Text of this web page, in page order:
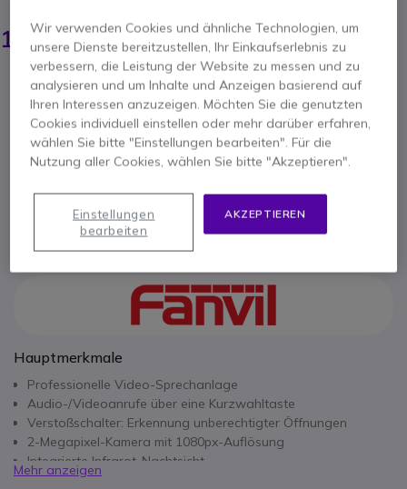
199,95 €
121,95 €- 145,12 € Inkl. MwSt.
Anzahl
IN DEN WARENKORB
ANGEBOT IN 4 STUNDEN
Herstellergarantie
Hauptmerkmale
Professionelle Video-Sprechanlage
Audio-/Videoanrufe über eine Kurzwahltaste
Verstoßschalter: Erkennung unberechtigter Öffnungen
2-Megapixel-Kamera mit 1080px-Auflösung
Integrierte Infrarot-Nachtsicht
Freisprecheinrichtung Voll-Duplex avec AEC
Mehr anzeigen
Wir verwenden Cookies und ähnliche Technologien, um
unsere Dienste bereitzustellen, Ihr Einkaufserlebnis zu
verbessern, die Leistung der Website zu messen und zu
analysieren und um Inhalte und Anzeigen basierend auf
Ihren Interessen anzuzeigen. Möchten Sie die genutzten
Cookies individuell einstellen oder mehr darüber erfahren,
wählen Sie bitte "Einstellungen bearbeiten". Für die
Nutzung aller Cookies, wählen Sie bitte "Akzeptieren".
AKZEPTIEREN
Einstellungen
bearbeiten